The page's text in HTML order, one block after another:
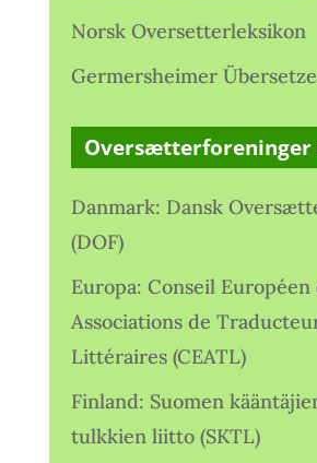
Norsk Oversetterleksikon
Germersheimer
Oversætterforeninger
Danmark: Dansk
(DOF)
Europa: Conseil Européen
Associations de
Littéraires (CEATL)
Finland: Suomen
tulkkien liitto (SKTL)